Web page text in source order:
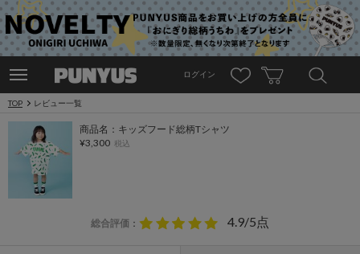
ログイン
TOP レビュー一覧
商品名：キッズフード総柄Tシャツ
¥3,300 税込
総合評価 ： 4.9/5点